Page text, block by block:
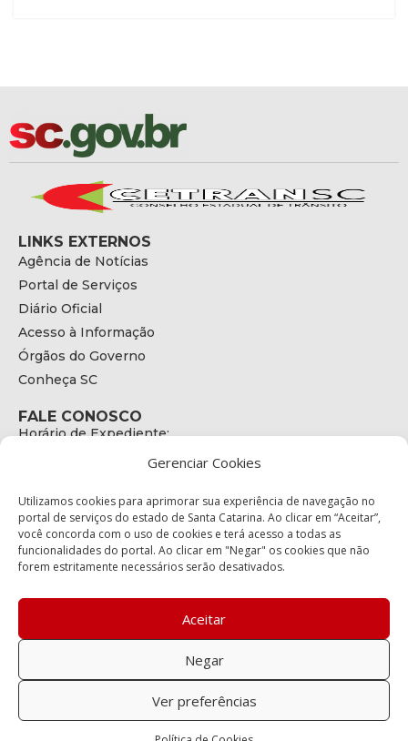
Gerenciar Cookies
Utilizamos cookies para aprimorar sua experiência de navegação no
portal de serviços do estado de Santa Catarina. Ao clicar em “Aceitar”,
você concorda com o uso de cookies e terá acesso a todas as
funcionalidades do portal. Ao clicar em "Negar" os cookies que não
forem estritamente necessários serão desativados.
Aceitar
Negar
Ver preferências
LINKS EXTERNOS
Agência de Notícias
Portal de Serviços
Diário Oficial
Acesso à Informação
Órgãos do Governo
Conheça SC
FALE CONOSCO
Horário de Expediente:
E-mail:
secretariaexecutiva@cetran.sc.gov.br
ENDEREÇO
Endereço:
Bairro:
Coqueiros, Florianópolis SC
88.080-160
Política de privacidade
Copyright © 2023 Todos os Direitos Reservados SC - Governo de